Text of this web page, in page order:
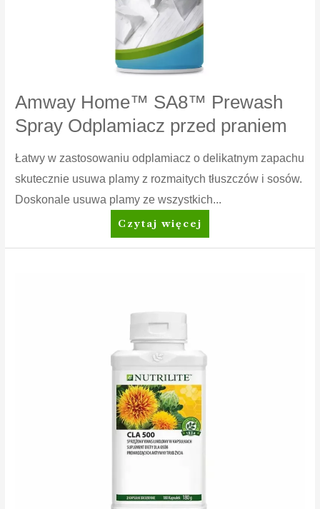
Amway Home™ SA8™ Prewash
Spray Odplamiacz przed praniem
Łatwy w zastosowaniu odplamiacz o delikatnym zapachu
skutecznie usuwa plamy z rozmaitych tłuszczów i sosów.
Doskonale usuwa plamy ze wszystkich...
Amway
Home™
przed
praniem
Czytaj więcej